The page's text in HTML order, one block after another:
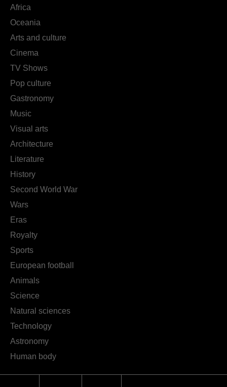
Africa
Oceania
Arts and culture
Cinema
TV Shows
Pop culture
Gastronomy
Music
Visual arts
Architecture
Literature
History
Second World War
Wars
Eras
Royalty
Sports
European football
Animals
Science
Natural sciences
Technology
Astronomy
Human body